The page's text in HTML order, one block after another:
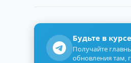
Будьте в
Получайте
обновления там,